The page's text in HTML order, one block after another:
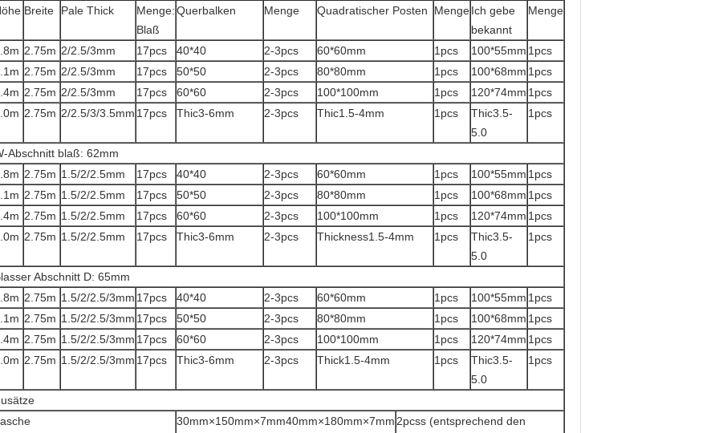
Breite Pale Thick
Menge:
Blaß
Querbalken Menge Quadratischer Posten MengeIch gebe
bekannt
Menge
2.75m 2/2.5/3mm 17pcs 40*40 2-3pcs 60*60mm 1pcs 100*55mm 1pcs
2.75m 2/2.5/3mm 17pcs 50*50 2-3pcs 80*80mm 1pcs 100*68mm 1pcs
2.75m 2/2.5/3mm 17pcs 60*60 2-3pcs 100*100mm 1pcs 120*74mm 1pcs
2.75m 2/2.5/3/3.5mm 17pcs Thic3-6mm 2-3pcs Thic1.5-4mm 1pcs
Thic3.5-
5.0
1pcs
Abschnitt blaß: 62mm
2.75m 1.5/2/2.5mm 17pcs 40*40 2-3pcs 60*60mm 1pcs 100*55mm 1pcs
2.75m 1.5/2/2.5mm 17pcs 50*50 2-3pcs 80*80mm 1pcs 100*68mm 1pcs
2.75m 1.5/2/2.5mm 17pcs 60*60 2-3pcs 100*100mm 1pcs 120*74mm 1pcs
2.75m 1.5/2/2.5mm 17pcs Thic3-6mm 2-3pcs Thickness1.5-4mm 1pcs
Thic3.5-
5.0
1pcs
Abschnitt D: 65mm
2.75m 1.5/2/2.5/3mm 17pcs 40*40 2-3pcs 60*60mm 1pcs 100*55mm 1pcs
2.75m 1.5/2/2.5/3mm 17pcs 50*50 2-3pcs 80*80mm 1pcs 100*68mm 1pcs
2.75m 1.5/2/2.5/3mm 17pcs 60*60 2-3pcs 100*100mm 1pcs 120*74mm 1pcs
2.75m 1.5/2/2.5/3mm 17pcs Thic3-6mm 2-3pcs Thick1.5-4mm 1pcs
Thic3.5-
5.0
1pcs
30mm×150mm×7mm40mm×180mm×7mm 2pcss (entsprechend den